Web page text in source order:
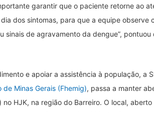
garantir que o paciente retorne ao
dos sintomas, para que a equipe
sinais de agravamento da dengue”,
e apoiar a assistência à população, a
Minas Gerais (Fhemig), passa a manter
no HJK, na região do Barreiro. O local,